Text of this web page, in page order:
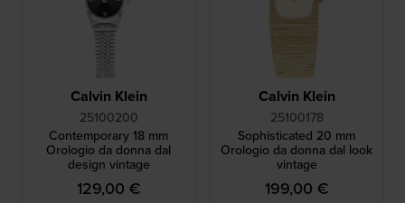
Calvin Klein
25100200
Contemporary 18 mm
Orologio da donna dal
design vintage
129,00 €
Calvin Klein
25100178
Sophisticated 20 mm
Orologio da donna dal look
vintage
199,00 €